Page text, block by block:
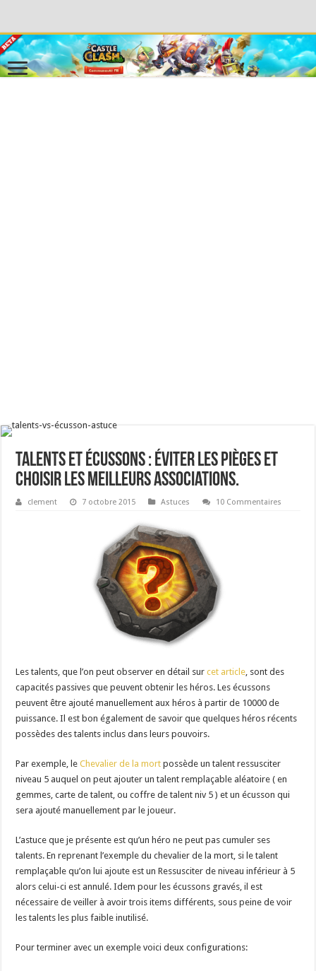
Talents et écussons : éviter les pièges et
choisir les meilleurs associations.
clement 7 octobre 2015 Astuces 10 Commentaires
Les talents, que l’on peut observer en détail surcet article, sont des
capacités passives que peuvent obtenir les héros. Les écussons
peuvent être ajouté manuellement aux héros à partir de 10000 de
puissance. Il est bon également de savoir que quelques héros récents
possèdes des talents inclus dans leurs pouvoirs.
Par exemple, leChevalier de la mort possède un talent ressusciter
niveau 5 auquel on peut ajouter un talent remplaçable aléatoire ( en
gemmes, carte de talent, ou coffre de talent niv 5 ) et un écusson qui
sera ajouté manuellement par le joueur.
L’astuce que je présente est qu’un héro ne peut pas cumuler ses
talents. En reprenant l’exemple du chevalier de la mort, si le talent
remplaçable qu’on lui ajoute est un Ressusciter de niveau inférieur à 5
alors celui-ci est annulé. Idem pour les écussons gravés, il est
nécessaire de veiller à avoir trois items différents, sous peine de voir
les talents les plus faible inutilisé.
Pour terminer avec un exemple voici deux configurations: